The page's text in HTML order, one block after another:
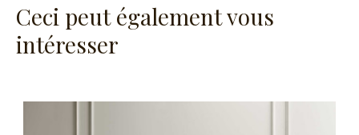
Ceci peut également vous
intéresser